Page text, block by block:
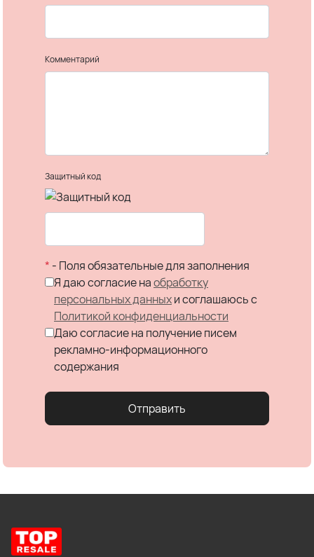
Комментарий
Защитный код
* - Поля обязательные для заполнения
Я даю согласие наобработку
персональных данныхи соглашаюсь c
Политикой конфиденциальности
Даю согласие на получение писем
рекламно-информационного
содержания
Отправить